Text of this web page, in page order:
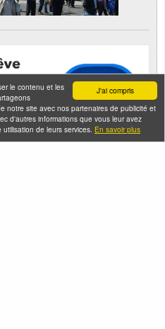
J'ai compris
le contenu et les
notre site avec nos partenaires de publicité et
d'autres informations que vous leur avez
de leurs services. En savoir plus